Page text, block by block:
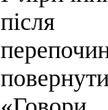
після